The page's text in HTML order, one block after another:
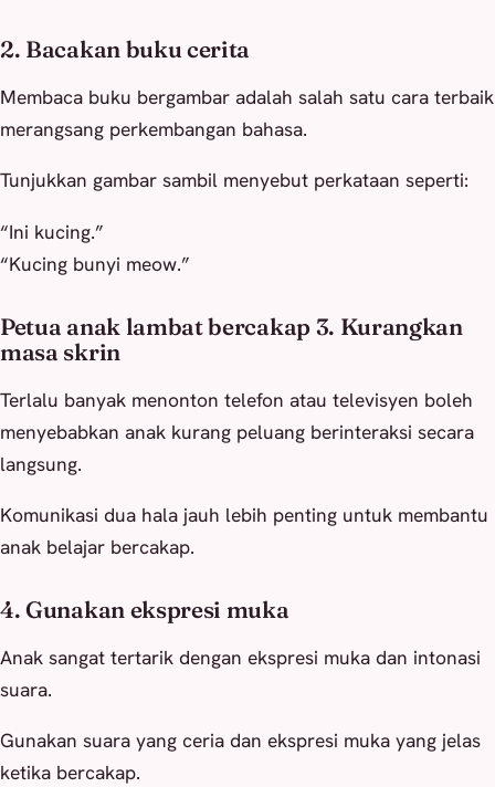
2. Bacakan buku cerita
Membaca buku bergambar adalah salah satu cara terbaik
merangsang perkembangan bahasa.
Tunjukkan gambar sambil menyebut perkataan seperti:
“Ini kucing.”
“Kucing bunyi meow.”
Petua anak lambat bercakap 3. Kurangkan
masa skrin
Terlalu banyak menonton telefon atau televisyen boleh
menyebabkan anak kurang peluang berinteraksi secara
langsung.
Komunikasi dua hala jauh lebih penting untuk membantu
anak belajar bercakap.
4. Gunakan ekspresi muka
Anak sangat tertarik dengan ekspresi muka dan intonasi
suara.
Gunakan suara yang ceria dan ekspresi muka yang jelas
ketika bercakap.